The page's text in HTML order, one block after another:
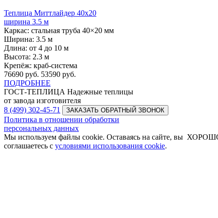
Теплица Миттлайдер 40х20
ширина 3.5 м
Каркас: стальная труба 40×20 мм
Ширина: 3.5 м
Длина: от 4 до 10 м
Высота: 2.3 м
Крепёж: краб-система
76690 руб. 53590 руб.
ПОДРОБНЕЕ
ГОСТ-ТЕПЛИЦА Надежные теплицы
от завода изготовителя
8 (499) 302-45-71
ЗАКАЗАТЬ ОБРАТНЫЙ ЗВОНОК
Политика в отношении обработки
персональных данных
Мы используем файлы cookie. Оставаясь на сайте, вы
соглашаетесь с условиями использования cookie.